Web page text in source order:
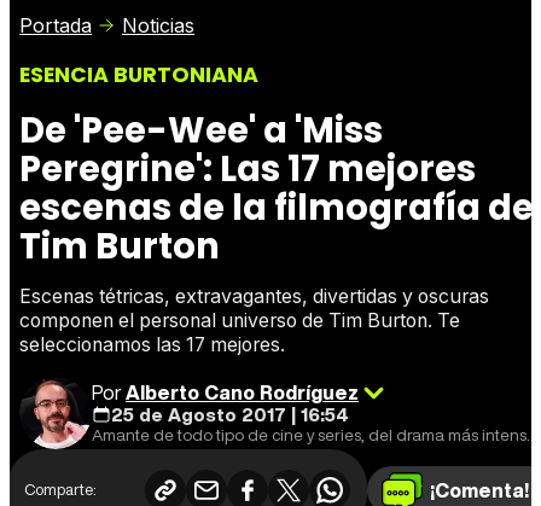
Críticas
Portada Noticias
ESENCIA BURTONIANA
De 'Pee-Wee' a 'Miss
Peregrine': Las 17 mejores
escenas de la filmografía de
Tim Burton
Escenas tétricas, extravagantes, divertidas y oscuras
componen el personal universo de Tim Burton. Te
seleccionamos las 17 mejores.
PorAlberto Cano Rodríguez
25 de Agosto 2017 | 16:54
Amante de todo tipo de cine y series, del drama más intenso hasta el fenómeno adolescente del momento.
Comparte: ¡Comenta!